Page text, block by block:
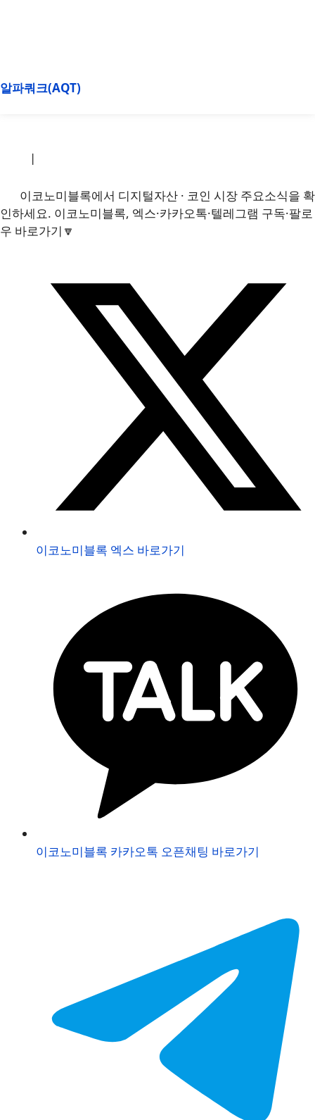
알파쿼크(AQT)
|
이코노미블록에서 디지털자산 · 코인 시장 주요소식을 확
인하세요. 이코노미블록, 엑스·카카오톡·텔레그램 구독·팔로
우 바로가기🔽
이코노미블록 엑스 바로가기
이코노미블록 카카오톡 오픈채팅 바로가기